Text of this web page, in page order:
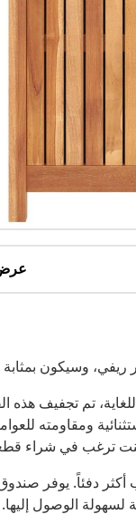
عرض ٧
وسيكون بمثابة
تم تجفيف هذه
ومقاومته
ترغب في شراء
دفئاً. يوفر